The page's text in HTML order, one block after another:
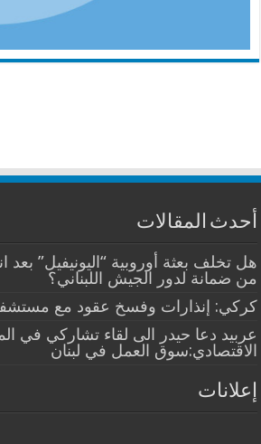
أحدث المقالات
هل تخلف بعثة أوروبية “اليونيفيل” بعد
من ضمانة لدور الجيش اللبناني؟
كركي: إنذارات وفسخ عقود مع
عربيد دعا حيدر الى لقاء تشاركي في
الاقتصادي:سوق العمل في لبنان
إعلانات